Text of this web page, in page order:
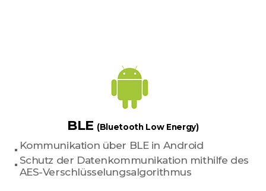
BLE (Bluetooth Low Energy)
Kommunikation über BLE in Android
Schutz der Datenkommunikation mithilfe des
AES-Verschlüsselungsalgorithmus